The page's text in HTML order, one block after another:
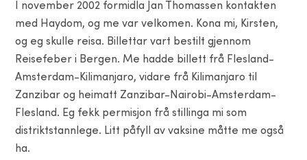
I november 2002 formidla Jan Thomassen kontakten
med Haydom, og me var velkomen. Kona mi, Kirsten,
og eg skulle reisa. Billettar vart bestilt gjennom
Reisefeber i Bergen. Me hadde billett frå Flesland-
Amsterdam-Kilimanjaro, vidare frå Kilimanjaro til
Zanzibar og heimatt Zanzibar-Nairobi-Amsterdam-
Flesland. Eg fekk permisjon frå stillinga mi som
distriktstannlege. Litt påfyll av vaksine måtte me også
ha.